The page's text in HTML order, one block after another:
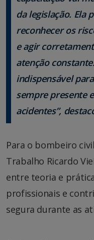
da legislação. Ela
reconhecer os
e agir
atenção
indispensável
sempre presente
acidentes”,
Para o bombeiro
Trabalho Ricardo
entre teoria e
profissionais e
segura durante as